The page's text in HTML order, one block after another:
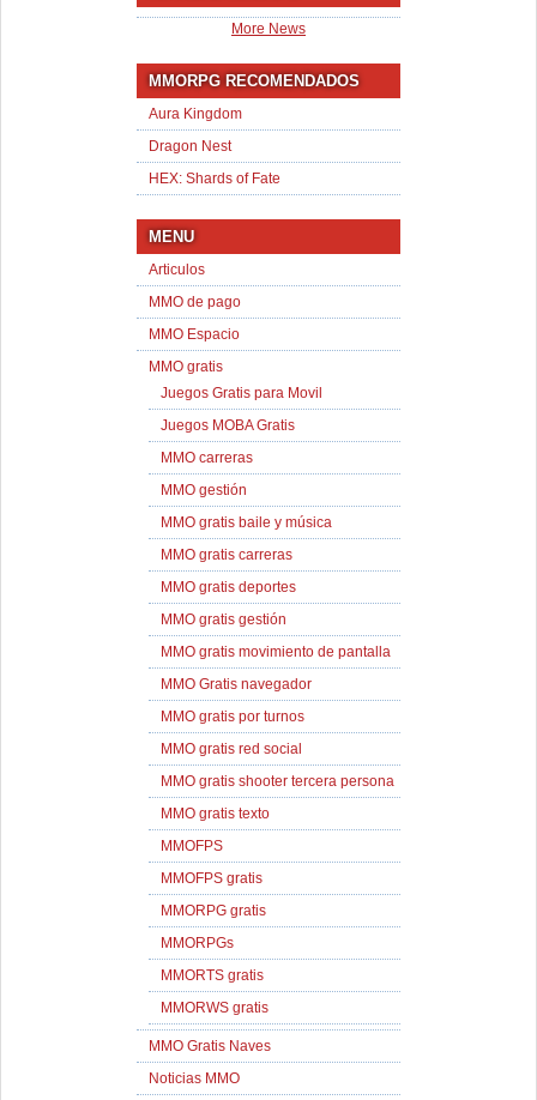
More News
MMORPG RECOMENDADOS
Aura Kingdom
Dragon Nest
HEX: Shards of Fate
MENU
Articulos
MMO de pago
MMO Espacio
MMO gratis
Juegos Gratis para Movil
Juegos MOBA Gratis
MMO carreras
MMO gestión
MMO gratis baile y música
MMO gratis carreras
MMO gratis deportes
MMO gratis gestión
MMO gratis movimiento de pantalla
MMO Gratis navegador
MMO gratis por turnos
MMO gratis red social
MMO gratis shooter tercera persona
MMO gratis texto
MMOFPS
MMOFPS gratis
MMORPG gratis
MMORPGs
MMORTS gratis
MMORWS gratis
MMO Gratis Naves
Noticias MMO